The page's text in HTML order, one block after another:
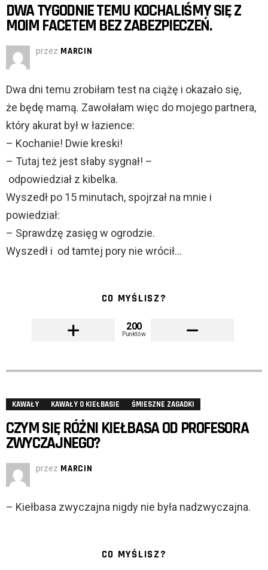
DWA TYGODNIE TEMU KOCHALIŚMY SIĘ Z
MOIM FACETEM BEZ ZABEZPIECZEŃ.
przez MARCIN
Dwa dni temu zrobiłam test na ciążę i okazało się,
że będę mamą. Zawołałam więc do mojego partnera,
który akurat był w łazience:
– Kochanie! Dwie kreski!
– Tutaj też jest słaby sygnał! –
odpowiedział z kibelka.
Wyszedł po 15 minutach, spojrzał na mnie i
powiedział:
– Sprawdzę zasięg w ogrodzie.
Wyszedł i od tamtej pory nie wrócił…
CO MYŚLISZ?
200
Punktów
KAWAŁY KAWAŁY O KIEŁBASIE ŚMIESZNE ZAGADKI
CZYM SIĘ RÓŻNI KIEŁBASA OD PROFESORA
ZWYCZAJNEGO?
przez MARCIN
– Kiełbasa zwyczajna nigdy nie była nadzwyczajna.
CO MYŚLISZ?